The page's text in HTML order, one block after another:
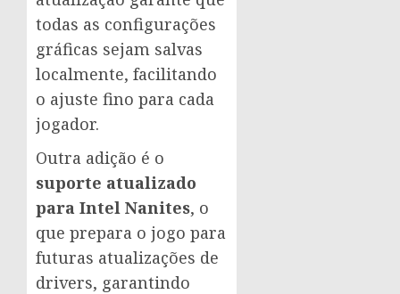
todas as configurações
gráficas sejam salvas
localmente, facilitando
o ajuste fino para cada
jogador.
Outra adição é o
suporte atualizado
para Intel Nanites, o
que prepara o jogo para
futuras atualizações de
drivers, garantindo